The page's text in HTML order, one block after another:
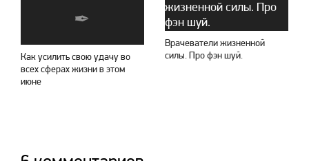
Как усилить свою удачу во
всех сферах жизни в этом
июне
Врачеватели жизненной
силы. Про фэн шуй.